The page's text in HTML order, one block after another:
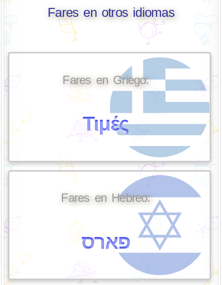
Fares en otros idiomas
Fares en Griego:
Τιμές
Fares en Hebreo:
פארס